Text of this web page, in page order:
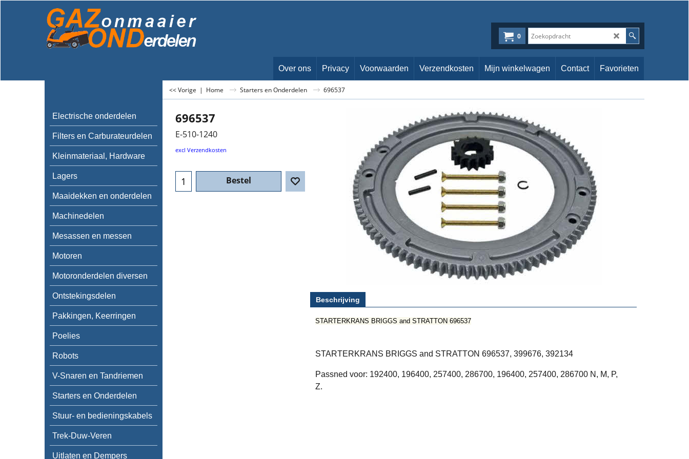
0
Over ons Privacy Voorwaarden Verzendkosten Mijn winkelwagen Contact Favorieten
Electrische onderdelen
Filters en Carburateurdelen
Kleinmateriaal, Hardware
Lagers
Maaidekken en onderdelen
Machinedelen
Mesassen en messen
Motoren
Motoronderdelen diversen
Ontstekingsdelen
Pakkingen, Keerringen
Poelies
Robots
V-Snaren en Tandriemen
Starters en Onderdelen
Stuur- en bedieningskabels
Trek-Duw-Veren
Uitlaten en Dempers
<< Vorige | Home Starters en Onderdelen 696537
696537
E-510-1240
€41.36
Bestel
Beschrijving
STARTERKRANS BRIGGS and STRATTON 696537
STARTERKRANS BRIGGS and STRATTON 696537, 399676, 392134
Passned voor: 192400, 196400, 257400, 286700, 196400, 257400, 286700 N, M, P,
Z.